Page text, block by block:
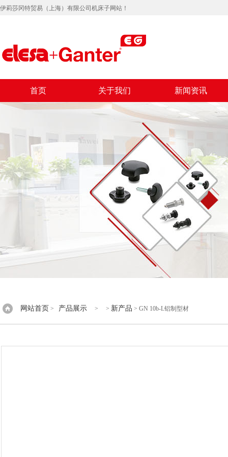
伊莉莎冈特贸易（上海）有限公司机床子网站！
首页 关于我们 新闻资讯
网站首页 > 产品展示 > > 新产品 > GN 10b-L铝制型材